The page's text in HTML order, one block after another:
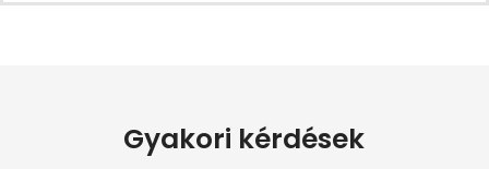
Gyakori kérdések